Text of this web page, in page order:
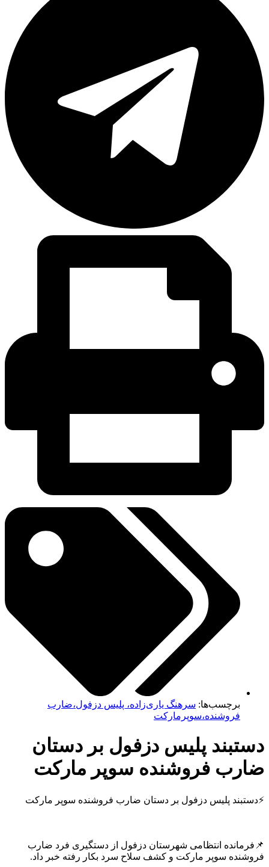
برچسب‌ها:سرهنگ یاری‌زاده، پلیس دزفول،ضارب
فروشنده،سوپرمارکت
پلیس دزفول بر دستان
فروشنده سوپر مارکت
پلیس دزفول بر دستان ضارب فروشنده سوپر مارکت
انتظامی شهرستان دزفول از دستگیری فرد ضارب
سوپر مارکت و کشف سلاح سرد بکار رفته خبر داد.